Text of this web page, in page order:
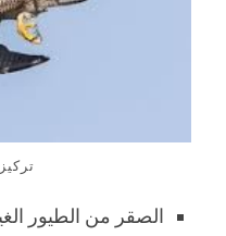
الصقر من الطيور